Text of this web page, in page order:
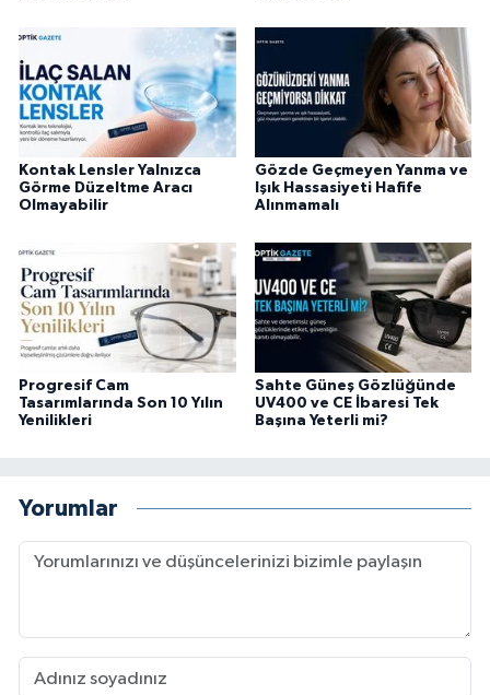
Kontak Lensler Yalnızca
Görme Düzeltme Aracı
Olmayabilir
Gözde Geçmeyen Yanma ve
Işık Hassasiyeti Hafife
Alınmamalı
Progresif Cam
Tasarımlarında Son 10 Yılın
Yenilikleri
Sahte Güneş Gözlüğünde
UV400 ve CE İbaresi Tek
Başına Yeterli mi?
Yorumlar